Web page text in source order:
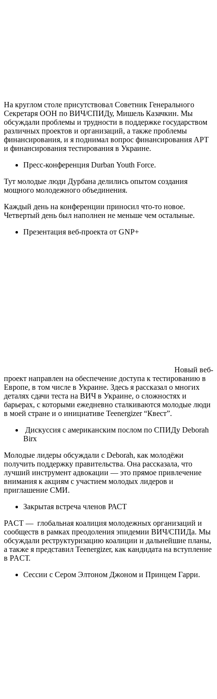
На круглом столе присутствовал Советник Генерального
Секретаря ООН по ВИЧ/СПИДу, Мишель Казачкин. Мы
обсуждали проблемы и трудности в поддержке государством
различных проектов и организаций, а также проблемы
финансирования, и я поднимал вопрос финансирования АРТ
и финансирования тестирования в Украине.
Пресс-конференция Durban Youth Force.
Тут молодые люди Дурбана делились опытом создания
мощного молодежного объединения.
Каждый день на конференции приносил что-то новое.
Четвертый день был наполнен не меньше чем остальные.
Презентация веб-проекта от GNP+
Новый веб-
проект направлен на обеспечение доступа к тестированию в
Европе, в том числе в Украине. Здесь я рассказал о многих
деталях сдачи теста на ВИЧ в Украине, о сложностях и
барьерах, с которыми ежедневно сталкиваются молодые люди
в моей стране и о инициативе Teenergizer “Квест”.
Дискуссия с американским послом по СПИДу Deborah
Birx
Молодые лидеры обсуждали с Deborah, как молодёжи
получить поддержку правительства. Она рассказала, что
лучший инструмент адвокации — это прямое привлечение
внимания к акциям с участием молодых лидеров и
приглашение СМИ.
Закрытая встреча членов РАСТ
PACT — глобальная коалиция молодежных организаций и
сообществ в рамках преодоления эпидемии ВИЧ/СПИДа. Мы
обсуждали реструктуризацию коалиции и дальнейшие планы,
а также я представил Teenergizer, как кандидата на вступление
в PACТ.
Сессии с Сером Элтоном Джоном и Принцем Гарри.